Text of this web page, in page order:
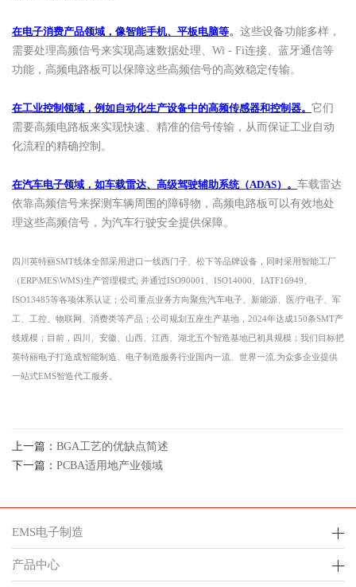
在电子消费产品领域，像智能手机、平板电脑等。 这些设备功能多样，
需要处理高频信号来实现高速数据处理、 Wi - Fi连接、蓝牙通信等
功能，高频电路板可以保障这些高频信号的高效稳定传输。
在工业控制领域，例如自动化生产设备中的高频传感器和控制器。 它们
需要高频电路板来实现快速、精准的信号传输，从而保证工业自动
化流程的精确控制。
在汽车电子领域，如车载雷达、高级驾驶辅助系统（ADAS）。 车载雷达
依靠高频信号来探测车辆周围的障碍物，高频电路板可以有效地处
理这些高频信号，为汽车行驶安全提供保障。
四川 英特丽SMT线体全部采用进口一线西门子、松下等品牌设备，同时采用智能工厂
（ERP\MES\WMS)生产管理模式; 并通过ISO90001、ISO14000、IATF16949、
ISO13485等各项体系认证；公司重点业务方向聚焦汽车电子、新能源、医/疗电子、军
工、工控、物联网、消费类等产品；公司规划五座生产基地， 2024年达成150条SMT产
线规模；目前， 四川 、安徽、山西、 江西 、湖北五个智造基地已初具规模；我们目标把
英特丽电子打造成智能制造、电子制造服务行业国内一流、世界一流 .为众多企业提供
一站式EMS智造代工服务。
上一篇： BGA工艺的优缺点简述
下一篇： PCBA适用地产业领域
EMS电子制造
产品中心